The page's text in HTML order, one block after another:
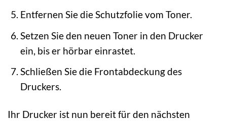
Entfernen Sie die Schutzfolie vom Toner.
Setzen Sie den neuen Toner in den Drucker
ein, bis er hörbar einrastet.
Schließen Sie die Frontabdeckung des
Druckers.
Ihr Drucker ist nun bereit für den nächsten